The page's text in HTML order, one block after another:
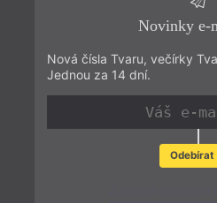
Novinky e-
Nová čísla Tvaru, večírky
Jednou za 14 dní.
Odebírat